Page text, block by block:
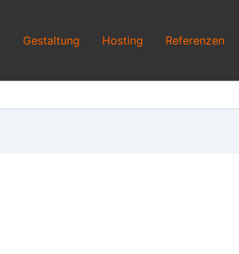
Gestaltung Hosting Referenzen